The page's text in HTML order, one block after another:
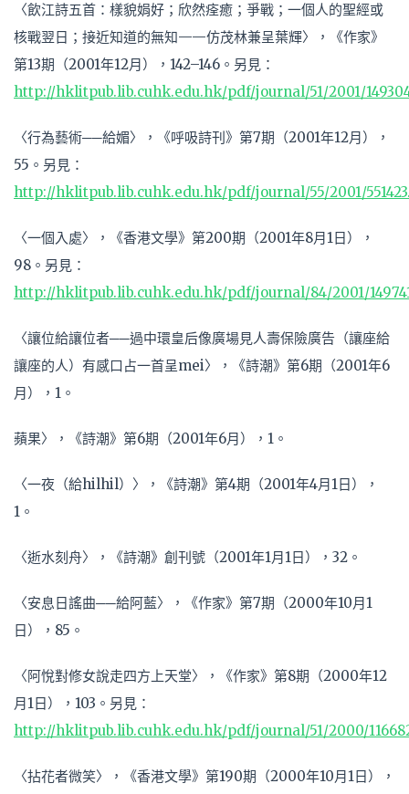
〈飲江詩五首：樣貌娟好；欣然痊癒；爭戰；一個人的聖經或
核戰翌日；接近知道的無知——仿茂林兼呈葉輝〉，《作家》
第13期（2001年12月），142–146。另見：
http://hklitpub.lib.cuhk.edu.hk/pdf/journal/51/2001/
〈行為藝術──給媚〉，《呼吸詩刊》第7期（2001年12月），
55。另見：
http://hklitpub.lib.cuhk.edu.hk/pdf/journal/55/2001/
〈一個入處〉，《香港文學》第200期（2001年8月1日），
98。另見：
http://hklitpub.lib.cuhk.edu.hk/pdf/journal/84/2001/
〈讓位給讓位者──過中環皇后像廣場見人壽保險廣告（讓座給
讓座的人）有感口占一首呈mei〉，《詩潮》第6期（2001年6
月），1。
蘋果〉，《詩潮》第6期（2001年6月），1。
〈一夜（給hilhil）〉，《詩潮》第4期（2001年4月1日），
1。
〈逝水刻舟〉，《詩潮》創刊號（2001年1月1日），32。
〈安息日謠曲──給阿藍〉，《作家》第7期（2000年10月1
日），85。
〈阿悅對修女說走四方上天堂〉，《作家》第8期（2000年12
月1日），103。另見：
http://hklitpub.lib.cuhk.edu.hk/pdf/journal/51/2000/
〈拈花者微笑〉，《香港文學》第190期（2000年10月1日），